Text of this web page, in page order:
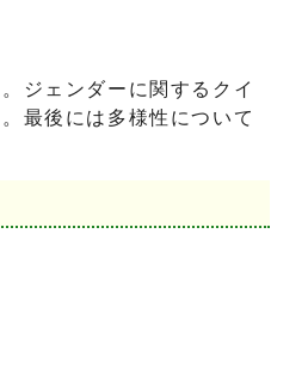
ジェンダーに関するクイ
最後には多様性について